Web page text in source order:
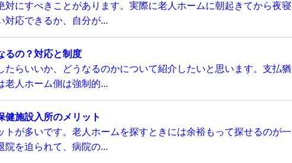
にすべきことがあります。実際に老人ホームに朝起きてから夜寝
対応できるか、自分が...
るの？対応と制度
らいいか、どうなるのかについて紹介したいと思います。支払猶
老人ホーム側は強制的...
健施設入所のメリット
が多いです。老人ホームを探すときには余裕もって探せるのが一
院を迫られて、病院の...